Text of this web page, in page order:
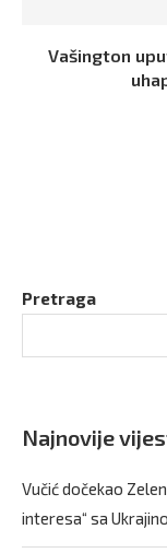
Vašington
Pretraga
Najnovije
Vučić dočekao
interesa“ sa